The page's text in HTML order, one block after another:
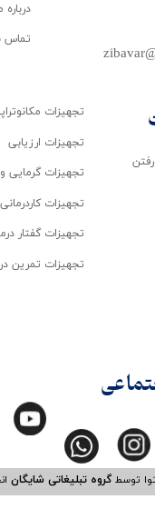
توسطگروه تبلیغاتی شایگان
درباره
تماس
تجهیزات
تجهیزات ارزیابی
تجهیزات گرمایی
تجهیزات کاردرمانی
تجهیزات گفتار
تجهیزات تمرین